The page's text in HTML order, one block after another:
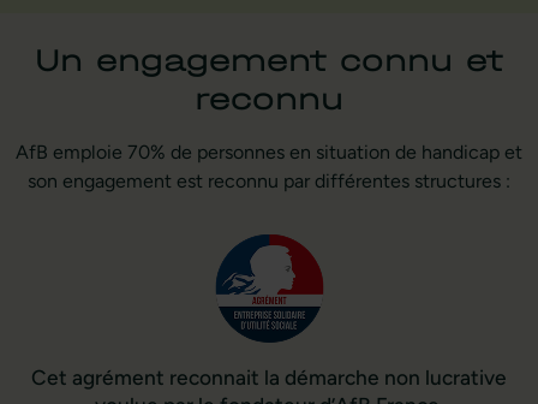
Un engagement connu et
reconnu
AfB emploie 70% de personnes en situation de handicap et
son engagement est reconnu par différentes structures :
Cet agrément reconnait la démarche non lucrative